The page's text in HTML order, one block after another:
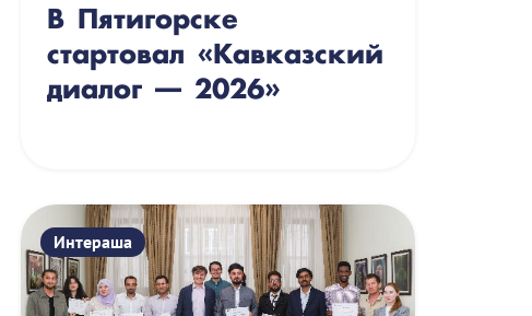
В Пятигорске
стартовал «Кавказский
диалог — 2026»
Интераша